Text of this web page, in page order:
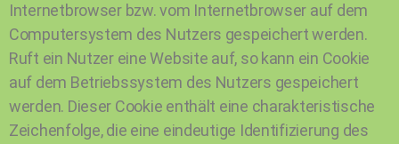
Internetbrowser bzw. vom Internetbrowser auf dem
Computersystem des Nutzers gespeichert werden.
Ruft ein Nutzer eine Website auf, so kann ein Cookie
auf dem Betriebssystem des Nutzers gespeichert
werden. Dieser Cookie enthält eine charakteristische
Zeichenfolge, die eine eindeutige Identifizierung des